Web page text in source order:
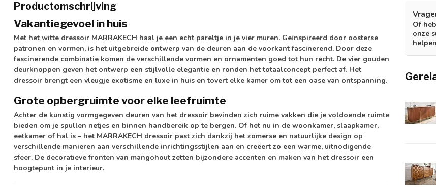
Productomschrijving
Vakantiegevoel in huis
Met het witte dressoir MARRAKECH haal je een echt pareltje in je vier muren. Geïnspireerd door oosterse
patronen en vormen, is het uitgebreide ontwerp van de deuren aan de voorkant fascinerend. Door deze
fascinerende combinatie komen de verschillende vormen en ornamenten goed tot hun recht. De vier gouden
deurknoppen geven het ontwerp een stijlvolle elegantie en ronden het totaalconcept perfect af. Het
dressoir brengt een vleugje exotisme en luxe in huis en tovert elke kamer om tot een oase van ontspanning.
Grote opbergruimte voor elke leefruimte
Achter de kunstig vormgegeven deuren van het dressoir bevinden zich ruime vakken die je voldoende ruimte
bieden om je spullen netjes en binnen handbereik op te bergen. Of het nu in de woonkamer, slaapkamer,
eetkamer of hal is – het MARRAKECH dressoir past zich dankzij het zomerse en natuurlijke design op
verschillende manieren aan verschillende inrichtingsstijlen aan en creëert zo een warme, uitnodigende
sfeer. De decoratieve fronten van mangohout zetten bijzondere accenten en maken van het dressoir een
hoogtepunt in je interieur.
Of
onze